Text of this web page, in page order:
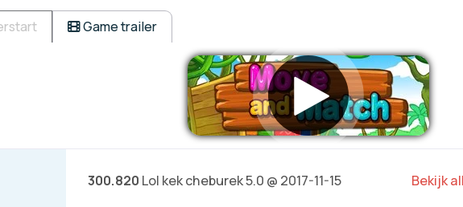
Game trailer
300.820 Lol kek cheburek 5.0 @ 2017-11-15 Bekijk